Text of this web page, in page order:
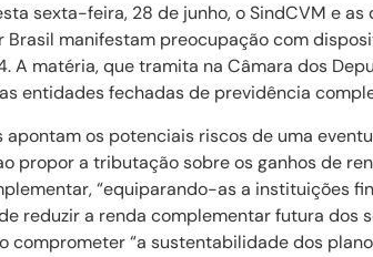
sexta-feira, 28 de junho, o SindCVM e
manifestam preocupação com
A matéria, que tramita na Câmara dos
entidades fechadas de previdência
apontam os potenciais riscos de uma
propor a tributação sobre os ganhos de
“equiparando-as a instituições
reduzir a renda complementar futura dos
comprometer “a sustentabilidade dos